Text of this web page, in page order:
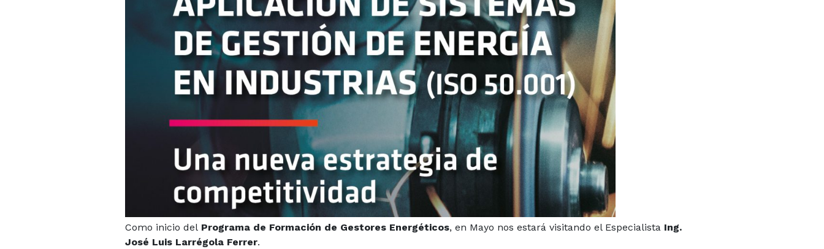
Como inicio del Programa de Formación de Gestores Energéticos, en Mayo nos estará visitando el Especialista Ing.
José Luis Larrégola Ferrer.